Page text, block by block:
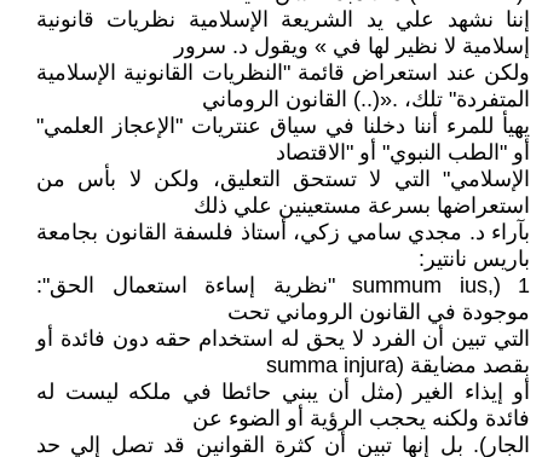
إننا نشهد علي يد الشريعة الإسلامية نظريات قانونية
إسلامية لا نظير لها في » ويقول د. سرور
ولكن عند استعراض قائمة "النظريات القانونية الإسلامية
المتفردة" تلك، .«(..) القانون الروماني
يهيأ للمرء أننا دخلنا في سياق عنتريات "الإعجاز العلمي"
أو "الطب النبوي" أو "الاقتصاد
الإسلامي" التي لا تستحق التعليق، ولكن لا بأس من
استعراضها بسرعة مستعينين علي ذلك
بآراء د. مجدي سامي زكي، أستاذ فلسفة القانون بجامعة
باريس نانتير:
summum ius,) 1 "نظرية إساءة استعمال الحق":
موجودة في القانون الروماني تحت
التي تبين أن الفرد لا يحق له استخدام حقه دون فائدة أو
بقصد مضايقة (summa injura
أو إيذاء الغير (مثل أن يبني حائطا في ملكه ليست له
فائدة ولكنه يحجب الرؤية أو الضوء عن
الجار). بل إنها تبين أن كثرة القوانين قد تصل إلي حد